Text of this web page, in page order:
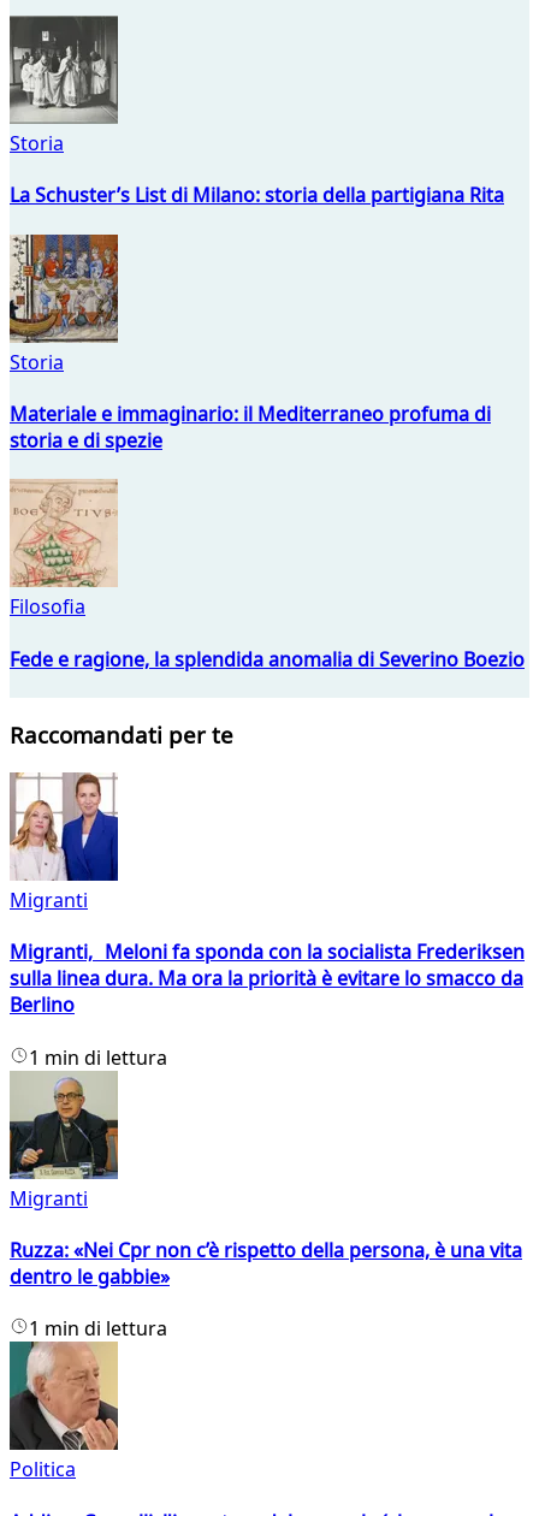
Storia
La Schuster’s List di Milano: storia della partigiana Rita
Storia
Materiale e immaginario: il Mediterraneo profuma di
storia e di spezie
Filosofia
Fede e ragione, la splendida anomalia di Severino Boezio
Raccomandati per te
Migranti
Migranti, Meloni fa sponda con la socialista Frederiksen
sulla linea dura. Ma ora la priorità è evitare lo smacco da
Berlino
1 min di lettura
Migranti
Ruzza: «Nei Cpr non c’è rispetto della persona, è una vita
dentro le gabbie»
1 min di lettura
Politica